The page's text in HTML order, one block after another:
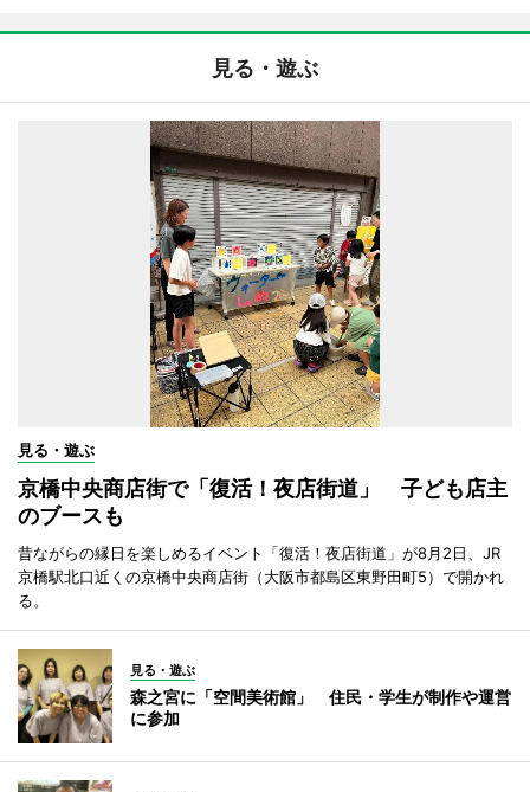
見る・遊ぶ
見る・遊ぶ
京橋中央商店街で「復活！夜店街道」 子ども店主
のブースも
昔ながらの縁日を楽しめるイベント「復活！夜店街道」が8月2日、JR
京橋駅北口近くの京橋中央商店街（大阪市都島区東野田町5）で開かれ
る。
見る・遊ぶ
森之宮に「空間美術館」 住民・学生が制作や運営
に参加